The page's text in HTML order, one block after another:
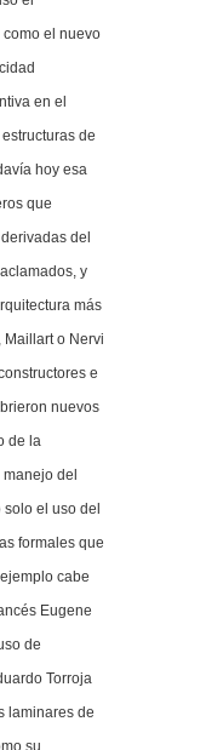
el nuevo
en el
de
hoy esa
que
del
y
más
Maillart o Nervi
e
nuevos
de la
del
el uso del
formales que
cabe
Eugene
de
Torroja
laminares de
su